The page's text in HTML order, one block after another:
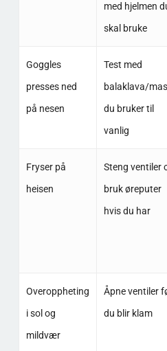
med hjelmen
skal bruke
Goggles
presses ned
på nesen
Test med
balaklava/
du bruker til
vanlig
Fryser på
heisen
Steng ventiler
bruk øreputer
hvis du har
Overoppheting
i sol og
mildvær
Åpne ventiler
du blir klam